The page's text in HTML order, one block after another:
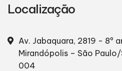
Localização
Av. Jabaquara, 2819 - 8º
Mirandópolis – São Paulo/
004